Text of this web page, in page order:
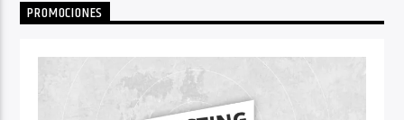
PROMOCIONES